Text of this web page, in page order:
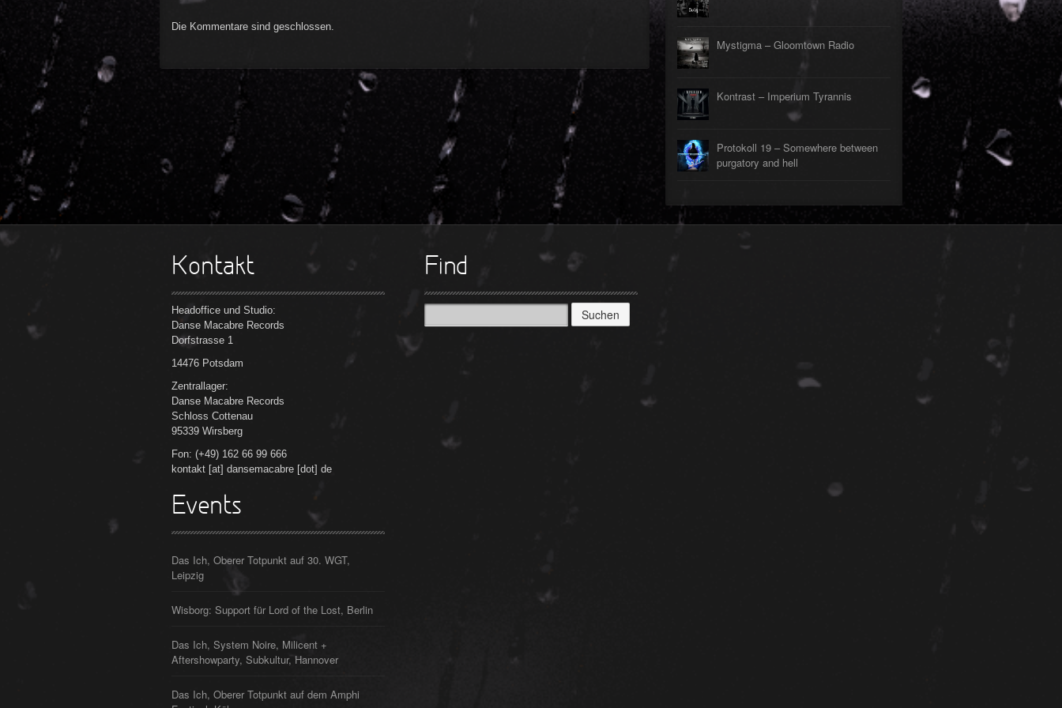
►
►
►
►
►
Die Kommentare sind geschlossen.
Mystigma – Gloomtown Radio
Kontrast – Imperium Tyrannis
Protokoll 19 – Somewhere between
purgatory and hell
Kontakt
Headoffice und Studio:
Danse Macabre Records
Dorfstrasse 1
14476 Potsdam
Zentrallager:
Danse Macabre Records
Schloss Cottenau
95339 Wirsberg
Fon: (+49) 162 66 99 666
kontakt [at] dansemacabre [dot] de
Events
Das Ich, Oberer Totpunkt auf 30. WGT,
Leipzig
Wisborg: Support für Lord of the Lost, Berlin
Das Ich, System Noire, Milicent +
Aftershowparty, Subkultur, Hannover
Das Ich, Oberer Totpunkt auf dem Amphi
Find
Suchen
nach: